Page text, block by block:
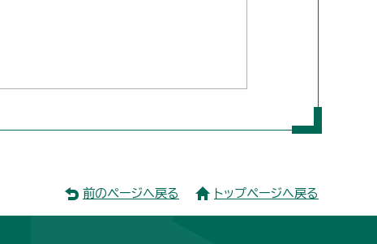
前のページへ戻る トップページへ戻る